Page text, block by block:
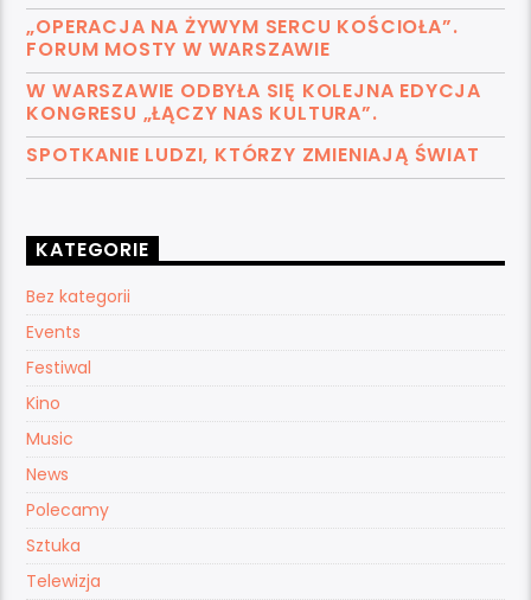
„OPERACJA NA ŻYWYM SERCU KOŚCIOŁA”.
FORUM MOSTY W WARSZAWIE
W WARSZAWIE ODBYŁA SIĘ KOLEJNA EDYCJA
KONGRESU „ŁĄCZY NAS KULTURA”.
SPOTKANIE LUDZI, KTÓRZY ZMIENIAJĄ ŚWIAT
KATEGORIE
Bez kategorii
Events
Festiwal
Kino
Music
News
Polecamy
Sztuka
Telewizja